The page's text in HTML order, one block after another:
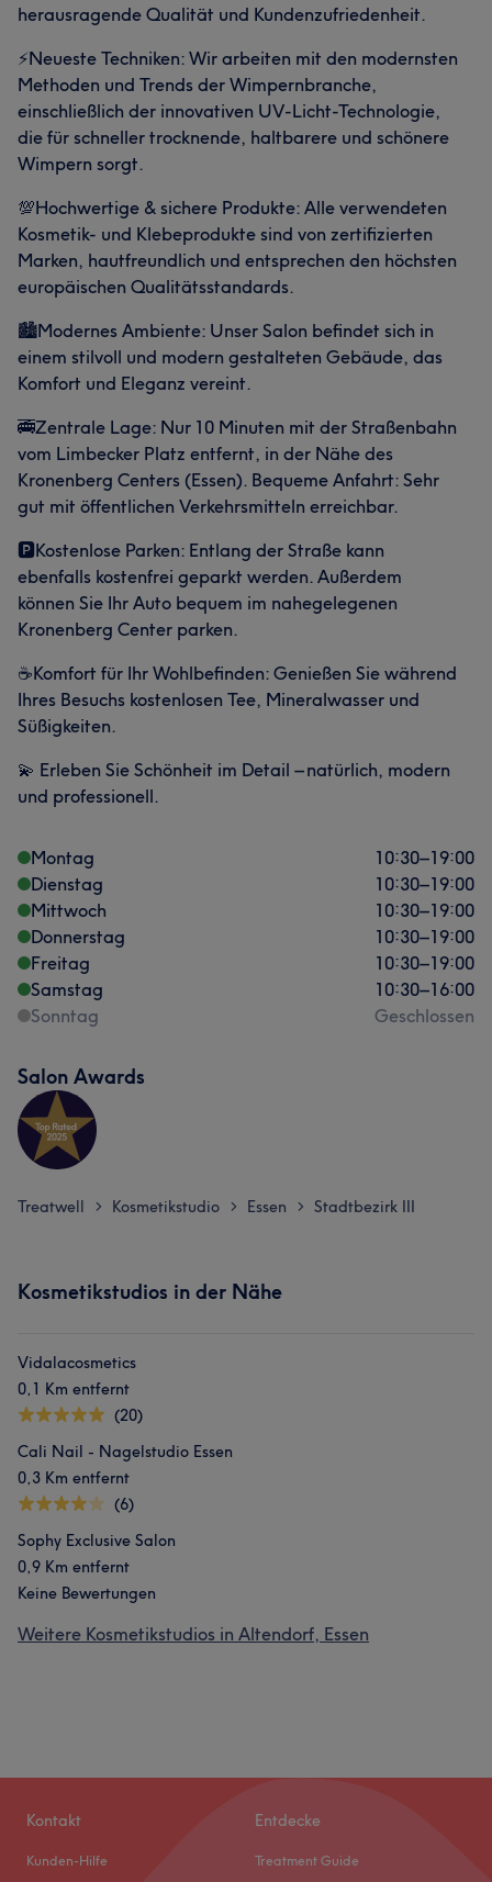
herausragende Qualität und Kundenzufriedenheit.
⚡️Neueste Techniken: Wir arbeiten mit den modernsten
Methoden und Trends der Wimpernbranche,
einschließlich der innovativen UV-Licht-Technologie,
die für schneller trocknende, haltbarere und schönere
Wimpern sorgt.
💯Hochwertige & sichere Produkte: Alle verwendeten
Kosmetik- und Klebeprodukte sind von zertifizierten
Marken, hautfreundlich und entsprechen den höchsten
europäischen Qualitätsstandards.
🏙️Modernes Ambiente: Unser Salon befindet sich in
einem stilvoll und modern gestalteten Gebäude, das
Komfort und Eleganz vereint.
🚎Zentrale Lage: Nur 10 Minuten mit der Straßenbahn
vom Limbecker Platz entfernt, in der Nähe des
Kronenberg Centers (Essen). Bequeme Anfahrt: Sehr
gut mit öffentlichen Verkehrsmitteln erreichbar.
🅿️Kostenlose Parken: Entlang der Straße kann
ebenfalls kostenfrei geparkt werden. Außerdem
können Sie Ihr Auto bequem im nahegelegenen
Kronenberg Center parken.
☕️Komfort für Ihr Wohlbefinden: Genießen Sie während
Ihres Besuchs kostenlosen Tee, Mineralwasser und
Süßigkeiten.
💫 Erleben Sie Schönheit im Detail – natürlich, modern
und professionell.
Montag 10:30–19:00
Dienstag
10:30–19:00
Mittwoch
10:30–19:00
Donnerstag
10:30–19:00
Freitag
10:30–19:00
Samstag
10:30–16:00
Sonntag
Geschlossen
Salon Awards
Treatwell > Kosmetikstudio > Essen > Stadtbezirk III
Kosmetikstudios in der Nähe
Vidalacosmetics
0,1 Km entfernt
(20)
Cali Nail - Nagelstudio Essen
0,3 Km entfernt
(6)
Sophy Exclusive Salon
0,9 Km entfernt
Keine Bewertungen
Weitere Kosmetikstudios in Altendorf, Essen
Kontakt
Kunden-Hilfe
Entdecke
Treatment Guide